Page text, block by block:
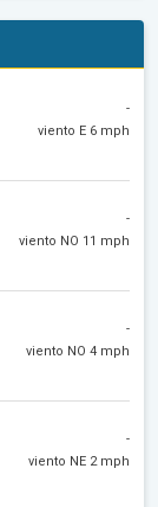
-
viento E 6 mph
-
viento NO 11 mph
-
viento NO 4 mph
-
viento NE 2 mph